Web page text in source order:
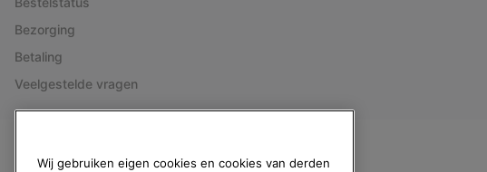
Bezorging
Betaling
Veelgestelde vragen
België (Nederlands) | English ›| français ›
Wij gebruiken eigen cookies en cookies van derden